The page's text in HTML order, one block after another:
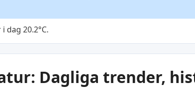
dag 20.2°C.
Dagliga trender,